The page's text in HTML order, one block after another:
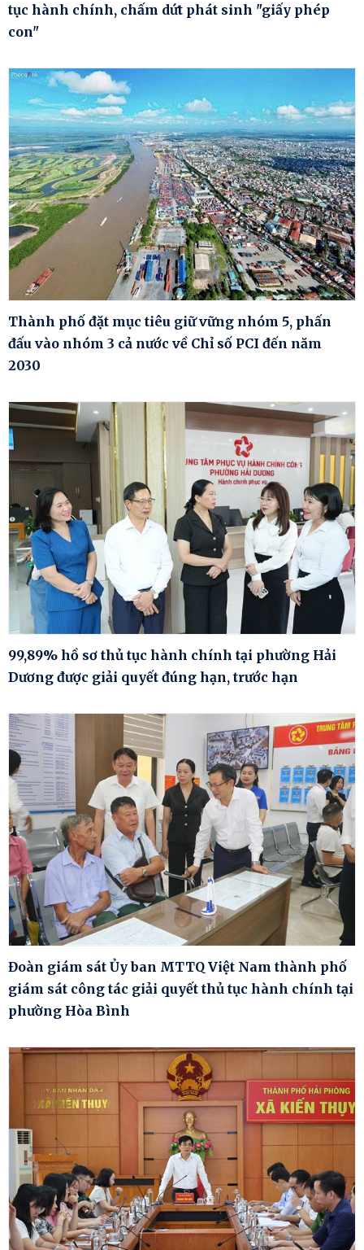
tục hành chính, chấm dứt phát sinh "giấy phép
con"
Thành phố đặt mục tiêu giữ vững nhóm 5, phấn
đấu vào nhóm 3 cả nước về Chỉ số PCI đến năm
2030
99,89% hồ sơ thủ tục hành chính tại phường Hải
Dương được giải quyết đúng hạn, trước hạn
Đoàn giám sát Ủy ban MTTQ Việt Nam thành phố
giám sát công tác giải quyết thủ tục hành chính tại
phường Hòa Bình